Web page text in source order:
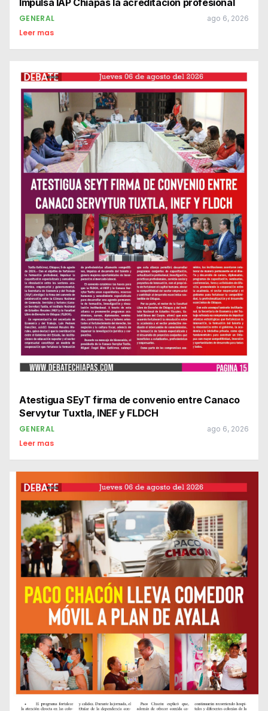
Impulsa IAP Chiapas la acreditación profesional
GENERAL ago 6, 2026
Leer mas
Atestigua SEyT firma de convenio entre Canaco
Servytur Tuxtla, INEF y FLDCH
GENERAL ago 6, 2026
Leer mas